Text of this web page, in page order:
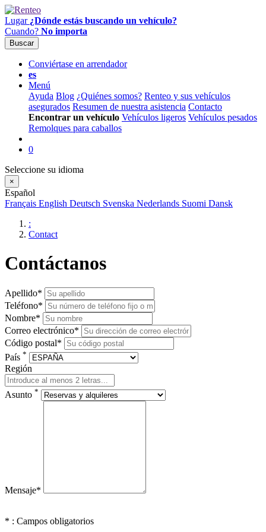
Lugar ¿Dónde estás buscando un vehículo?
Cuando? No importa
Buscar
Conviértase en arrendador
es
Menú
Ayuda Blog ¿Quiénes somos? Renteo y sus vehículos
asegurados Resumen de nuestra asistencia Contacto
Encontrar un vehículo Vehículos ligeros Vehículos pesados
Remolques para caballos
0
Seleccione su idioma
×
Español
Français English Deutsch Svenska Nederlands Suomi Dansk
:
Contact
Contáctanos
Apellido*
Teléfono*
Nombre*
Correo electrónico*
Código postal*
País *
Región
Asunto *
Mensaje*
* : Campos obligatorios